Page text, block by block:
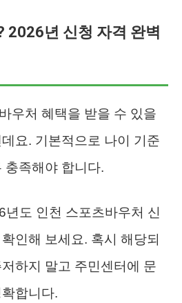
2026년 신청 자격 완벽
우처 혜택을 받을 수 있을
요. 기본적으로 나이 기준
충족해야 합니다.
도 인천 스포츠바우처 신
인해 보세요. 혹시 해당되
하지 말고 주민센터에 문
합니다.